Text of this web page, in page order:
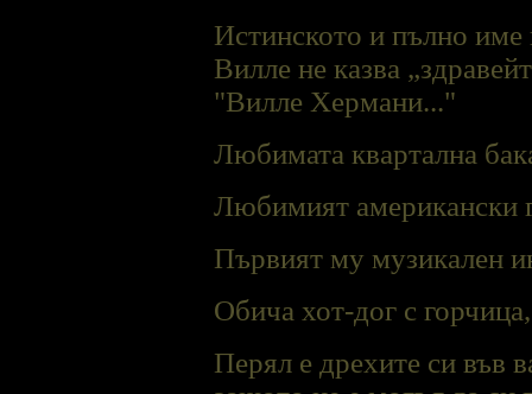
Истинското и пълно
Виллe не казва
"Вилле Хермани..."
Любимата квартална
Любимият американски
Първият му музикален
Обича хот-дог с
Перял е дрехите си във